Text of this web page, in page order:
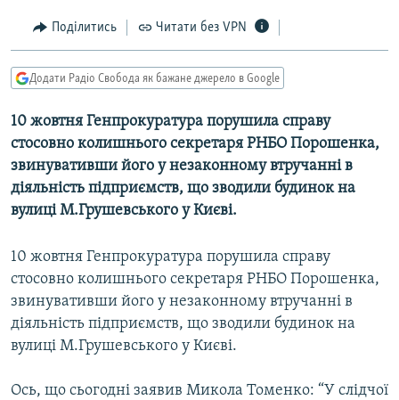
УКРАЇНА
СВІТ
СХЕМИ
КИТАЙ.ВИКЛИКИ
ФОТО
СПЕЦПРОЄКТИ
ПОДКАСТИ
РУС
УКР
КТАТ
Поділитись Читати без VPN
Додати Радіо Свобода як бажане джерело в Google
10 жовтня Генпрокуратура порушила справу
стосовно колишнього секретаря РНБО Порошенка,
звинувативши його у незаконному втручанні в
діяльність підприємств, що зводили будинок на
вулиці М.Грушевського у Києві.
10 жовтня Генпрокуратура порушила справу
стосовно колишнього секретаря РНБО Порошенка,
звинувативши його у незаконному втручанні в
діяльність підприємств, що зводили будинок на
вулиці М.Грушевського у Києві.
Ось, що сьогодні заявив Микола Томенко: “У слідчої